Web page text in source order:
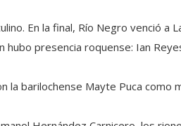
En la final, Río Negro venció a
hubo presencia roquense: Ian
la barilochense Mayte Puca como